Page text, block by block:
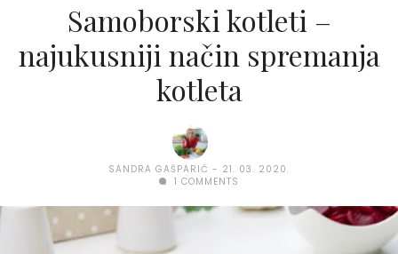
Samoborski kotleti –
najukusniji način spremanja
kotleta
SANDRA GAŠPARIĆ
21. 03. 2020.
1 COMMENTS